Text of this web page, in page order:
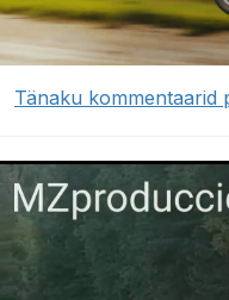
Tänaku kommentaarid